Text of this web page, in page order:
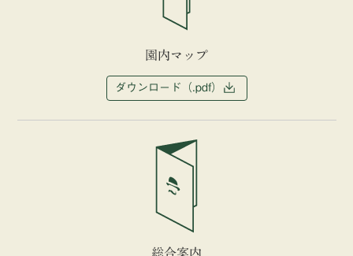
園内マップ
ダウンロード（.pdf）
総合案内